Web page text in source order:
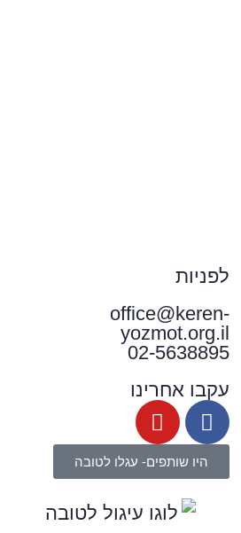
לפניות
office@keren-
yozmot.org.il
02-5638895
עקבו אחרינו
היו שותפים- עגלו לטובה